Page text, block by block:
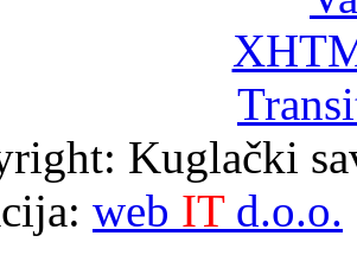
Kuglački
web IT d.o.o.